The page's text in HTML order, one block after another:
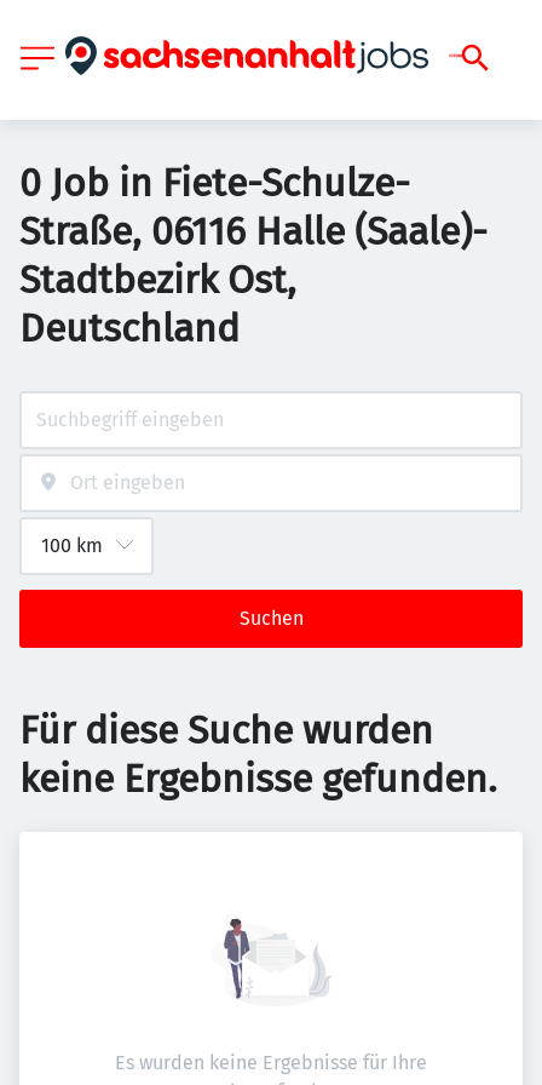
0 Job in Fiete-Schulze-
Straße, 06116 Halle (Saale)-
Stadtbezirk Ost,
Deutschland
Suchen
Für diese Suche wurden
keine Ergebnisse gefunden.
Es wurden keine Ergebnisse für Ihre